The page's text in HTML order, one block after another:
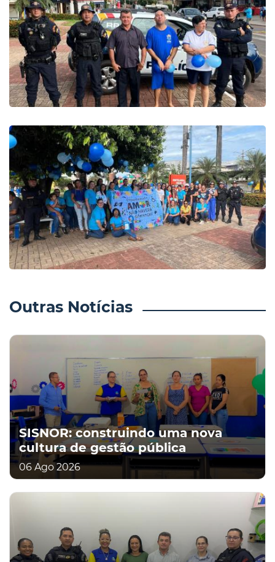
Outras Notícias
SISNOR: construindo uma nova
cultura de gestão pública
06 Ago 2026